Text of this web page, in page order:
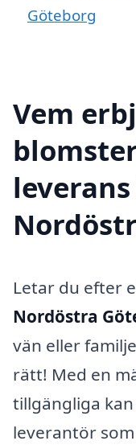
Göteborg
Vem
Letar du efter
Nordöstra
vän eller
rätt! Med en
tillgängliga
leverantör